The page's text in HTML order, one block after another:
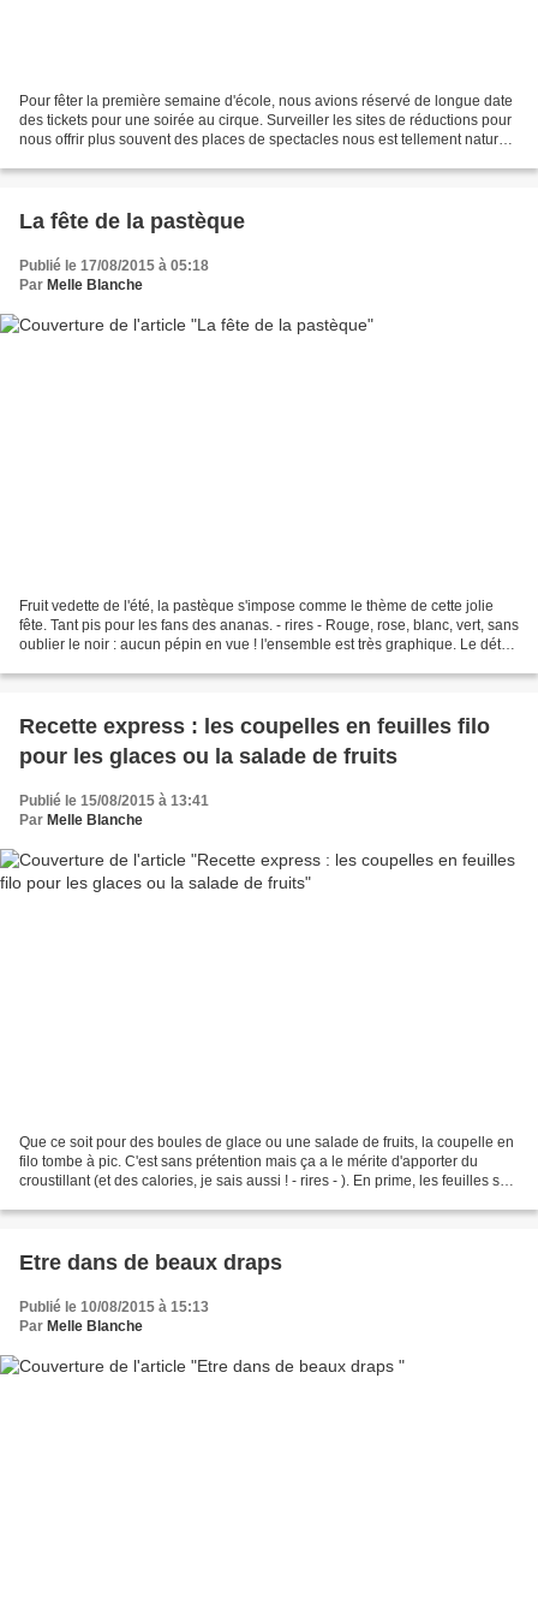
Pour fêter la première semaine d'école, nous avions réservé de longue date
des tickets pour une soirée au cirque. Surveiller les sites de réductions pour
nous offrir plus souvent des places de spectacles nous est tellement naturel
La fête de la pastèque
Publié le 17/08/2015 à 05:18
Par Melle Blanche
Fruit vedette de l'été, la pastèque s'impose comme le thème de cette jolie
fête. Tant pis pour les fans des ananas. - rires - Rouge, rose, blanc, vert, sans
oublier le noir : aucun pépin en vue ! l'ensemble est très graphique. Le détail
Recette express : les coupelles en feuilles filo
pour les glaces ou la salade de fruits
Publié le 15/08/2015 à 13:41
Par Melle Blanche
Que ce soit pour des boules de glace ou une salade de fruits, la coupelle en
filo tombe à pic. C'est sans prétention mais ça a le mérite d'apporter du
croustillant (et des calories, je sais aussi ! - rires - ). En prime, les feuilles se
Etre dans de beaux draps
Publié le 10/08/2015 à 15:13
Par Melle Blanche